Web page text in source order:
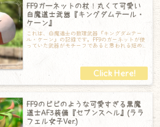
FF9ガーネットの杖！丸くて可愛い
白魔道士武器『キングダムテール・
ケーン』
これは、白魔道士の数理武器『キングダムテー
ル・ケーン』の記録です。FF9のガーネットが使
っていた武器がモチーフであると思われる短め
FF9のビビのような可愛すぎる黒魔
道士AF3装備『セブンスヘル』(ララ
フェル女子Ver.)